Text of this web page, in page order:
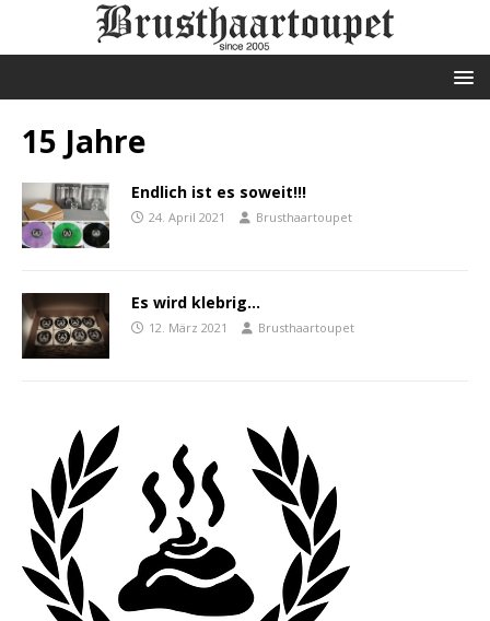
15 Jahre
Endlich ist es soweit!!!
24. April 2021 Brusthaartoupet
Es wird klebrig…
12. März 2021 Brusthaartoupet